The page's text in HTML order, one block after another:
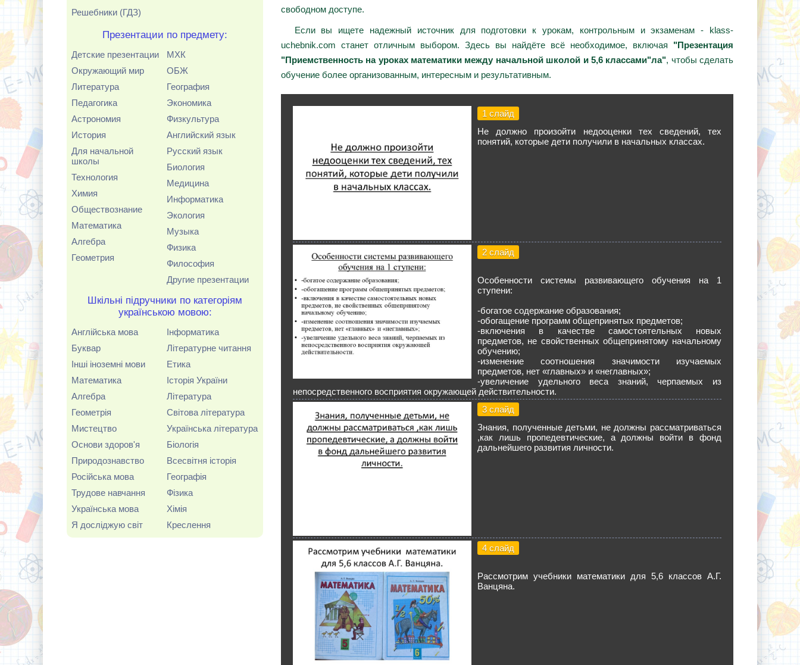
Решебники (ГДЗ)
Презентации по предмету:
Детские презентации
Окружающий мир
Литература
Педагогика
Астрономия
История
Для начальной
школы
Технология
Химия
Обществознание
Математика
Алгебра
Геометрия
МХК
ОБЖ
География
Экономика
Физкультура
Английский язык
Русский язык
Биология
Медицина
Информатика
Экология
Музыка
Физика
Философия
Другие презентации
Шкільні підручники по категоріям
українською мовою:
Англійська мова
Буквар
Інші іноземні мови
Математика
Алгебра
Геометрія
Мистецтво
Основи здоров'я
Природознавство
Російська мова
Трудове навчання
Українська мова
Я досліджую світ
Інформатика
Літературне читання
Етика
Історія України
Література
Світова література
Українська література
Біологія
Всесвітня історія
Географія
Фізика
Хімія
Креслення
свободном доступе.
Если вы ищете надежный источник для подготовки к урокам, контрольным и экзаменам - klass-
uchebnik.com станет отличным выбором. Здесь вы найдёте всё необходимое, включая "Презентация
"Приемственность на уроках математики между начальной школой и 5,6 классами"ла", чтобы сделать
обучение более организованным, интересным и результативным.
1 слайд
Не должно произойти недооценки тех сведений, тех
понятий, которые дети получили в начальных классах.
2 слайд
Особенности системы развивающего обучения на 1
ступени:
-богатое содержание образования;
-обогащение программ общепринятых предметов;
-включения в качестве самостоятельных новых
предметов, не свойственных общепринятому начальному
обучению;
-изменение соотношения значимости изучаемых
предметов, нет «главных» и «неглавных»;
-увеличение удельного веса знаний, черпаемых из
непосредственного восприятия окружающей действительности.
3 слайд
Знания, полученные детьми, не должны рассматриваться
,как лишь пропедевтические, а должны войти в фонд
дальнейшего развития личности.
4 слайд
Рассмотрим учебники математики для 5,6 классов А.Г.
Ванцяна.